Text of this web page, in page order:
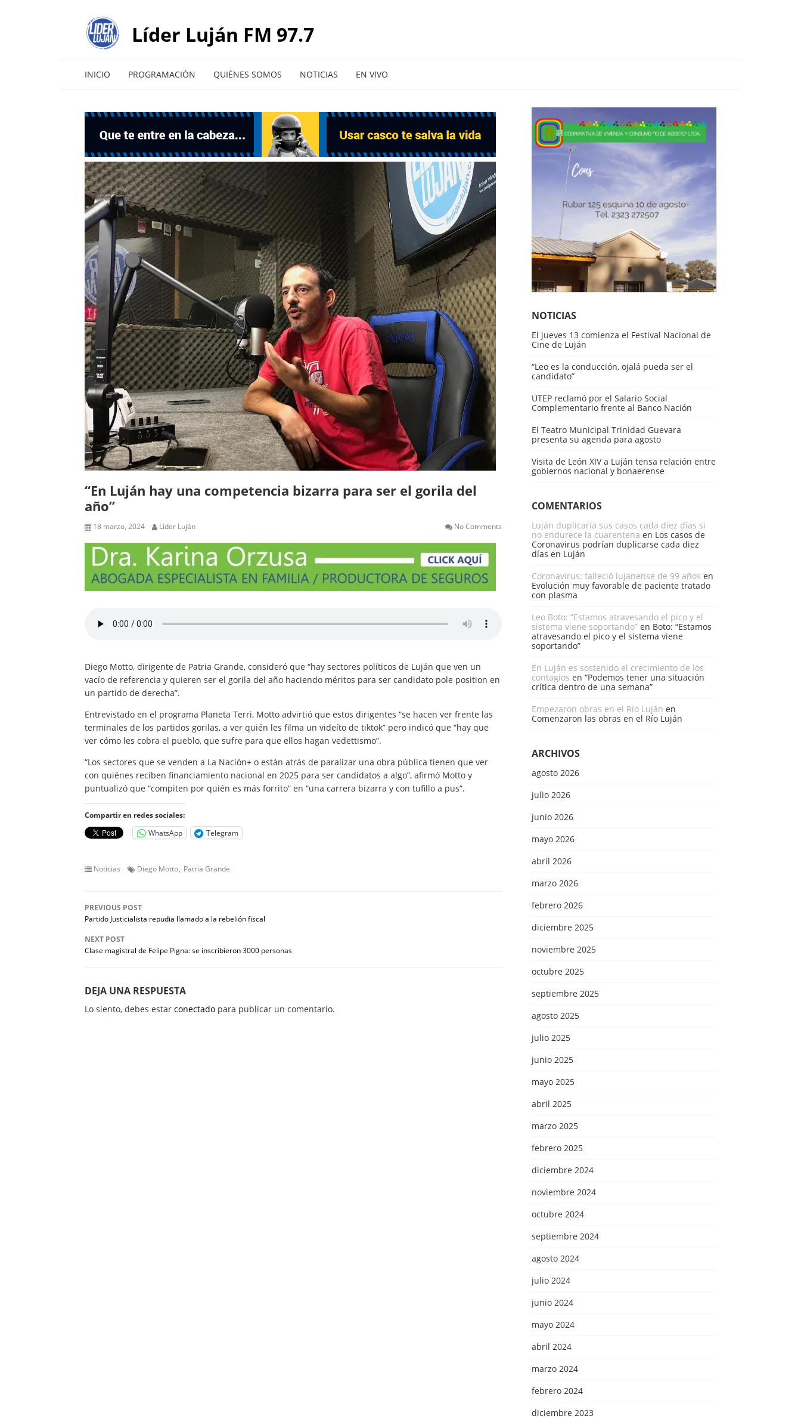
Líder Luján FM 97.7
INICIO PROGRAMACIÓN QUIÉNES SOMOS NOTICIAS EN VIVO
“En Luján hay una competencia bizarra para ser el gorila del
año”
18 marzo, 2024 Líder Luján No Comments
Diego Motto, dirigente de Patria Grande, consideró que “hay sectores políticos de Luján que ven un
vacío de referencia y quieren ser el gorila del año haciendo méritos para ser candidato pole position en
un partido de derecha”.
Entrevistado en el programa Planeta Terri, Motto advirtió que estos dirigentes “se hacen ver frente las
terminales de los partidos gorilas, a ver quién les filma un videíto de tiktok” pero indicó que “hay que
ver cómo les cobra el pueblo, que sufre para que ellos hagan vedettismo”.
“Los sectores que se venden a La Nación+ o están atrás de paralizar una obra pública tienen que ver
con quiénes reciben financiamiento nacional en 2025 para ser candidatos a algo”, afirmó Motto y
puntualizó que “compiten por quién es más forrito” en “una carrera bizarra y con tufillo a pus”.
Compartir en redes sociales:
WhatsApp
Telegram
Noticias Diego Motto Patria Grande
PREVIOUS POST
Partido Justicialista repudia llamado a la rebelión fiscal
NEXT POST
Clase magistral de Felipe Pigna: se inscribieron 3000 personas
DEJA UNA RESPUESTA
Lo siento, debes estar conectado para publicar un comentario.
NOTICIAS
El jueves 13 comienza el Festival Nacional de
Cine de Luján
“Leo es la conducción, ojalá pueda ser el
candidato”
UTEP reclamó por el Salario Social
Complementario frente al Banco Nación
El Teatro Municipal Trinidad Guevara
presenta su agenda para agosto
Visita de León XIV a Luján tensa relación entre
gobiernos nacional y bonaerense
COMENTARIOS
Luján duplicaría sus casos cada diez días si
no endurece la cuarentena en Los casos de
Coronavirus podrían duplicarse cada diez
días en Luján
Coronavirus: falleció lujanense de 99 años en
Evolución muy favorable de paciente tratado
con plasma
Leo Boto: “Estamos atravesando el pico y el
sistema viene soportando” en Boto: “Estamos
atravesando el pico y el sistema viene
soportando”
En Luján es sostenido el crecimiento de los
contagios en “Podemos tener una situación
crítica dentro de una semana”
Empezaron obras en el Río Luján en
Comenzaron las obras en el Río Luján
ARCHIVOS
agosto 2026
julio 2026
junio 2026
mayo 2026
abril 2026
marzo 2026
febrero 2026
diciembre 2025
noviembre 2025
octubre 2025
septiembre 2025
agosto 2025
julio 2025
junio 2025
mayo 2025
abril 2025
marzo 2025
febrero 2025
diciembre 2024
noviembre 2024
octubre 2024
septiembre 2024
agosto 2024
julio 2024
junio 2024
mayo 2024
abril 2024
marzo 2024
febrero 2024
diciembre 2023